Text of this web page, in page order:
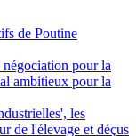
de Poutine
pour la
ambitieux pour la
les
de l'élevage et déçus